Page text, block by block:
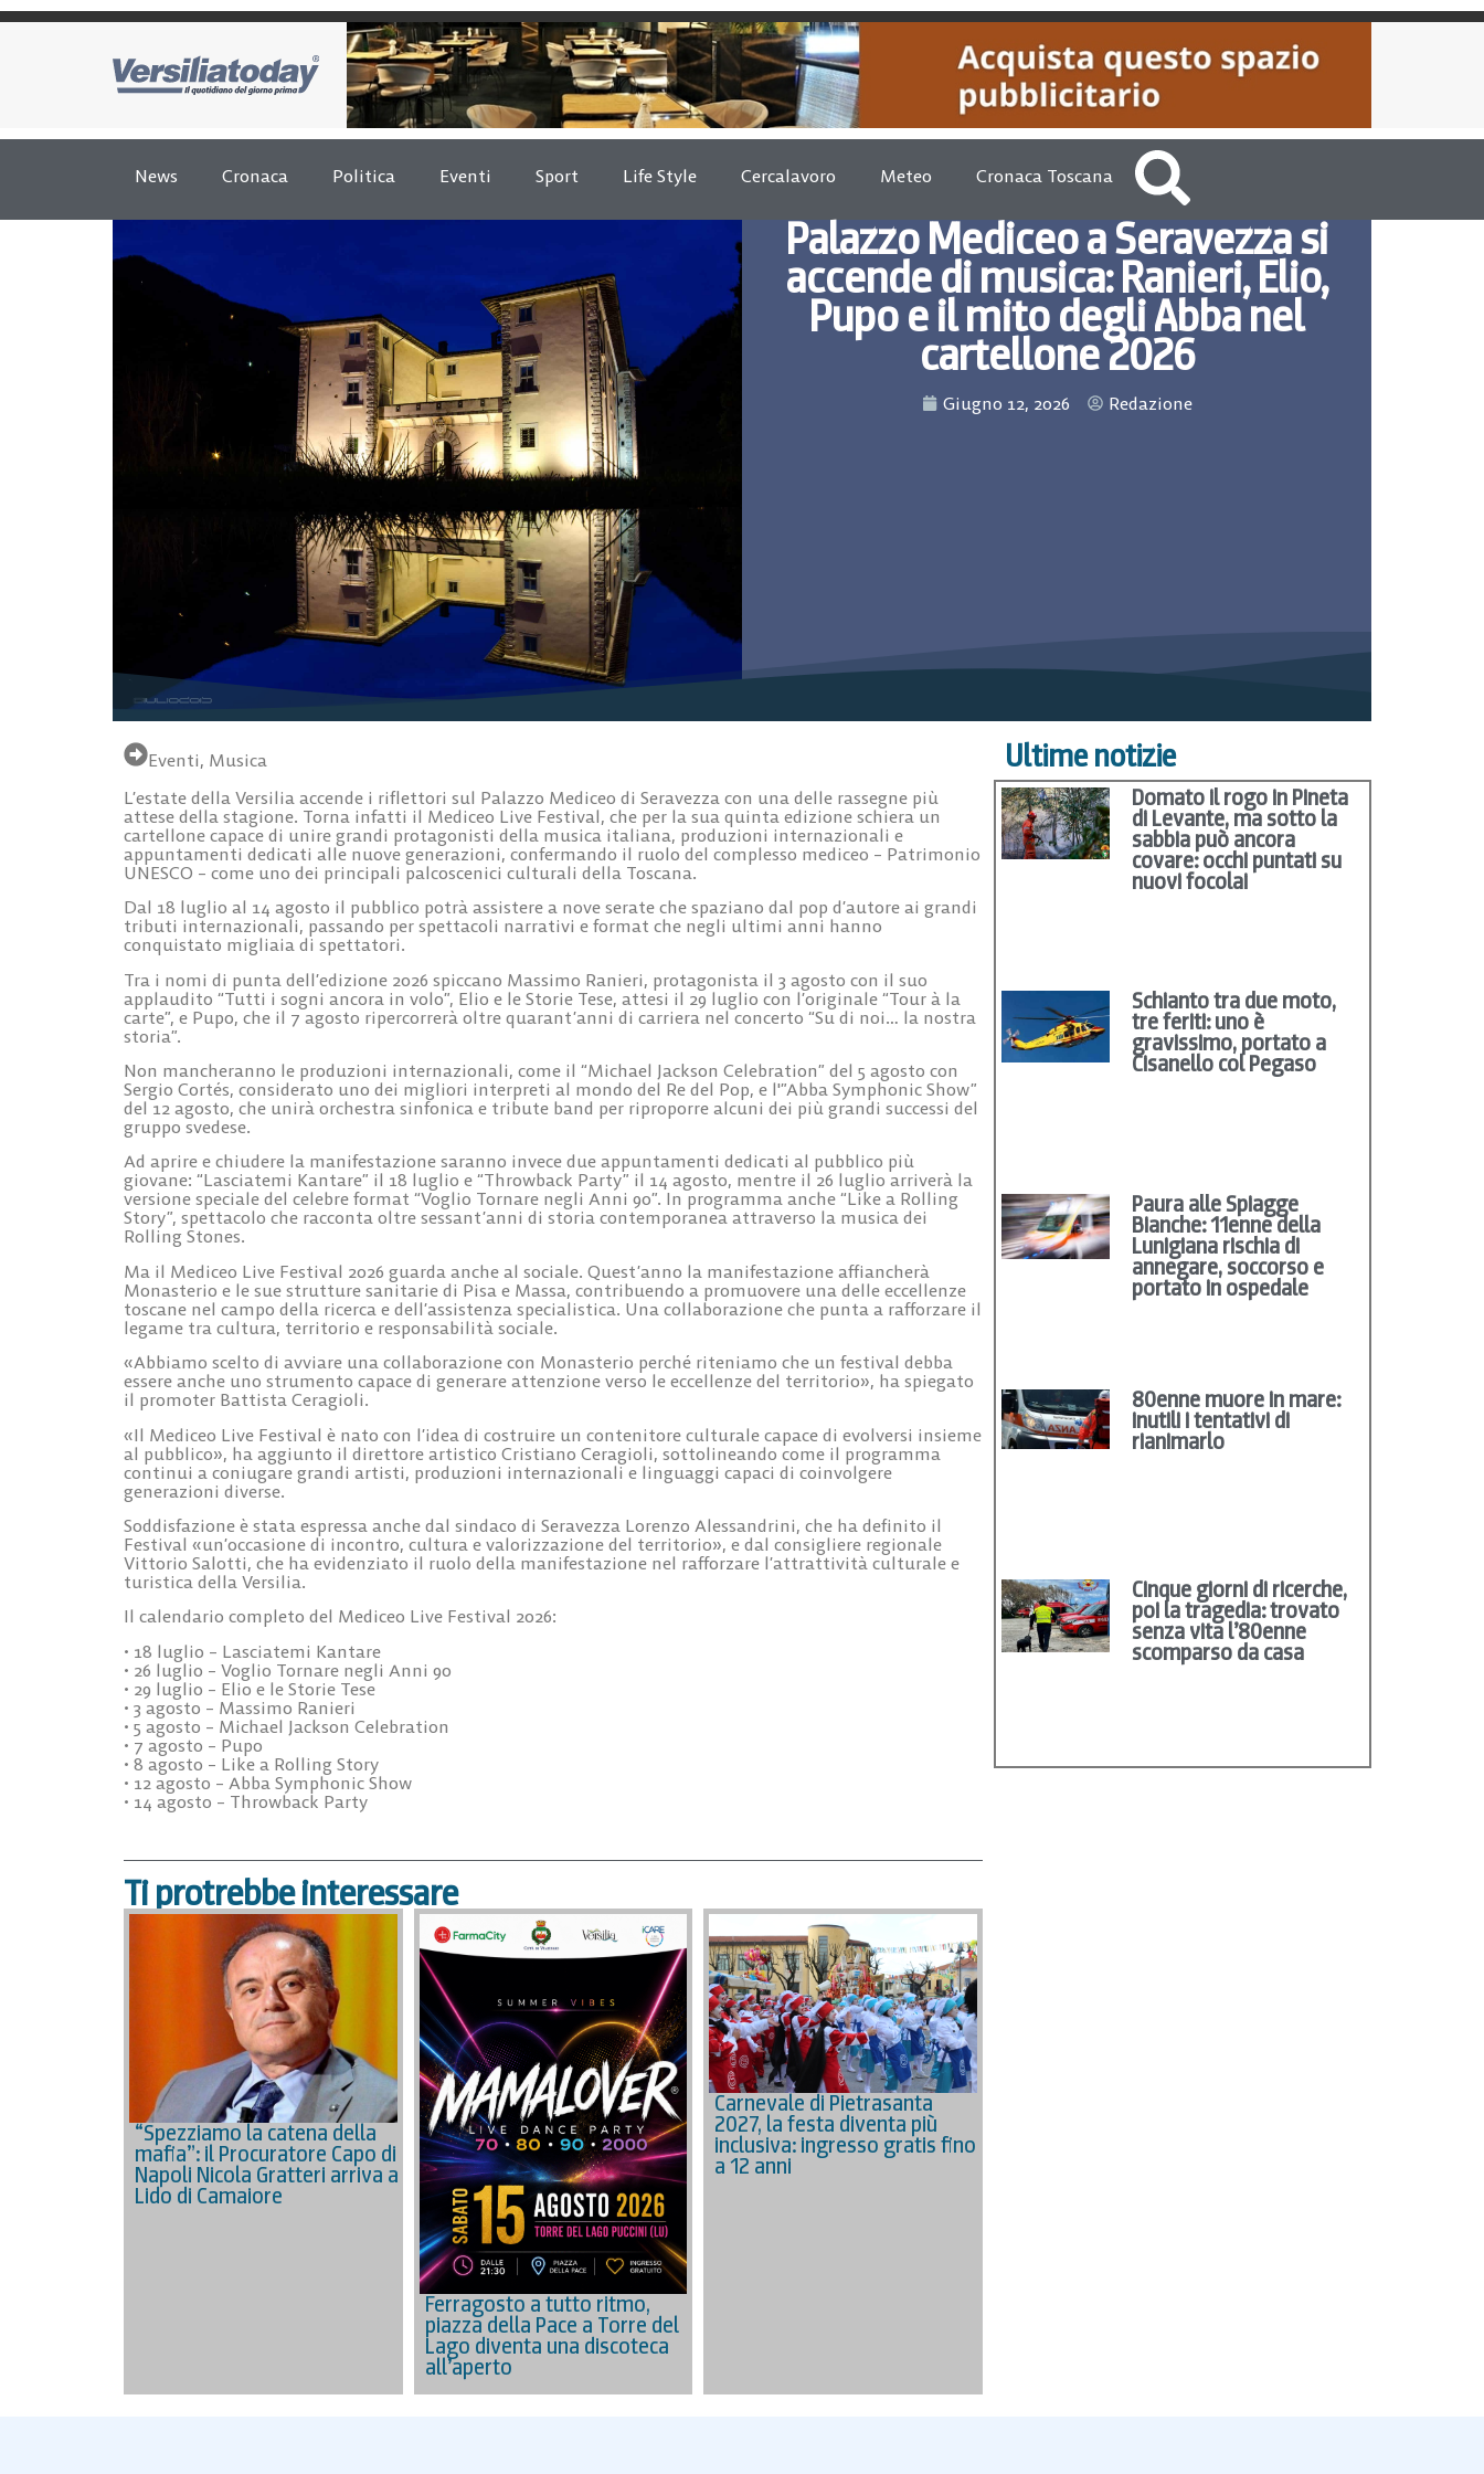
News Cronaca Politica Eventi Sport Life Style Cercalavoro Meteo Cronaca Toscana
Palazzo Mediceo a Seravezza si
accende di musica: Ranieri, Elio,
Pupo e il mito degli Abba nel
cartellone 2026
Giugno 12, 2026 Redazione
Eventi, Musica
L’estate della Versilia accende i riflettori sul Palazzo Mediceo di Seravezza con una delle rassegne più
attese della stagione. Torna infatti il Mediceo Live Festival, che per la sua quinta edizione schiera un
cartellone capace di unire grandi protagonisti della musica italiana, produzioni internazionali e
appuntamenti dedicati alle nuove generazioni, confermando il ruolo del complesso mediceo – Patrimonio
UNESCO – come uno dei principali palcoscenici culturali della Toscana.
Dal 18 luglio al 14 agosto il pubblico potrà assistere a nove serate che spaziano dal pop d’autore ai grandi
tributi internazionali, passando per spettacoli narrativi e format che negli ultimi anni hanno
conquistato migliaia di spettatori.
Tra i nomi di punta dell’edizione 2026 spiccano Massimo Ranieri, protagonista il 3 agosto con il suo
applaudito “Tutti i sogni ancora in volo”, Elio e le Storie Tese, attesi il 29 luglio con l’originale “Tour à la
carte”, e Pupo, che il 7 agosto ripercorrerà oltre quarant’anni di carriera nel concerto “Su di noi… la nostra
storia”.
Non mancheranno le produzioni internazionali, come il “Michael Jackson Celebration” del 5 agosto con
Sergio Cortés, considerato uno dei migliori interpreti al mondo del Re del Pop, e l'”Abba Symphonic Show”
del 12 agosto, che unirà orchestra sinfonica e tribute band per riproporre alcuni dei più grandi successi del
gruppo svedese.
Ad aprire e chiudere la manifestazione saranno invece due appuntamenti dedicati al pubblico più
giovane: “Lasciatemi Kantare” il 18 luglio e “Throwback Party” il 14 agosto, mentre il 26 luglio arriverà la
versione speciale del celebre format “Voglio Tornare negli Anni 90”. In programma anche “Like a Rolling
Story”, spettacolo che racconta oltre sessant’anni di storia contemporanea attraverso la musica dei
Rolling Stones.
Ma il Mediceo Live Festival 2026 guarda anche al sociale. Quest’anno la manifestazione affiancherà
Monasterio e le sue strutture sanitarie di Pisa e Massa, contribuendo a promuovere una delle eccellenze
toscane nel campo della ricerca e dell’assistenza specialistica. Una collaborazione che punta a rafforzare il
legame tra cultura, territorio e responsabilità sociale.
«Abbiamo scelto di avviare una collaborazione con Monasterio perché riteniamo che un festival debba
essere anche uno strumento capace di generare attenzione verso le eccellenze del territorio», ha spiegato
il promoter Battista Ceragioli.
«Il Mediceo Live Festival è nato con l’idea di costruire un contenitore culturale capace di evolversi insieme
al pubblico», ha aggiunto il direttore artistico Cristiano Ceragioli, sottolineando come il programma
continui a coniugare grandi artisti, produzioni internazionali e linguaggi capaci di coinvolgere
generazioni diverse.
Soddisfazione è stata espressa anche dal sindaco di Seravezza Lorenzo Alessandrini, che ha definito il
Festival «un’occasione di incontro, cultura e valorizzazione del territorio», e dal consigliere regionale
Vittorio Salotti, che ha evidenziato il ruolo della manifestazione nel rafforzare l’attrattività culturale e
turistica della Versilia.
Il calendario completo del Mediceo Live Festival 2026:
• 18 luglio – Lasciatemi Kantare
• 26 luglio – Voglio Tornare negli Anni 90
• 29 luglio – Elio e le Storie Tese
• 3 agosto – Massimo Ranieri
• 5 agosto – Michael Jackson Celebration
• 7 agosto – Pupo
• 8 agosto – Like a Rolling Story
• 12 agosto – Abba Symphonic Show
• 14 agosto – Throwback Party
Ti protrebbe interessare
“Spezziamo la catena della
mafia”: il Procuratore Capo di
Napoli Nicola Gratteri arriva a
Lido di Camaiore
Ferragosto a tutto ritmo,
piazza della Pace a Torre del
Lago diventa una discoteca
all’aperto
Carnevale di Pietrasanta
2027, la festa diventa più
inclusiva: ingresso gratis fino
a 12 anni
Ultime notizie
Domato il rogo in Pineta
di Levante, ma sotto la
sabbia può ancora
covare: occhi puntati su
nuovi focolai
Schianto tra due moto,
tre feriti: uno è
gravissimo, portato a
Cisanello col Pegaso
Paura alle Spiagge
Bianche: 11enne della
Lunigiana rischia di
annegare, soccorso e
portato in ospedale
80enne muore in mare:
inutili i tentativi di
rianimarlo
Cinque giorni di ricerche,
poi la tragedia: trovato
senza vita l’80enne
scomparso da casa